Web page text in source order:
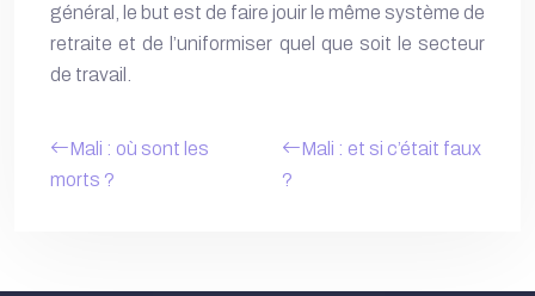
général, le but est de faire jouir le même système de
retraite et de l’uniformiser quel que soit le secteur
de travail.
Mali : où sont les
morts ?
Mali : et si c’était faux
?